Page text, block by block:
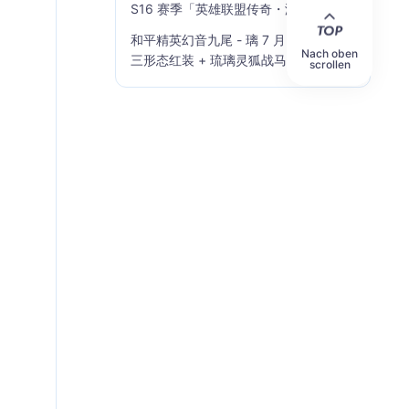
S16 赛季「英雄联盟传奇・海克斯典
和平精英幻音九尾 - 璃 7 月 10 日上线
三形态红装 + 琉璃灵狐战马全套一览
Nach oben
scrollen